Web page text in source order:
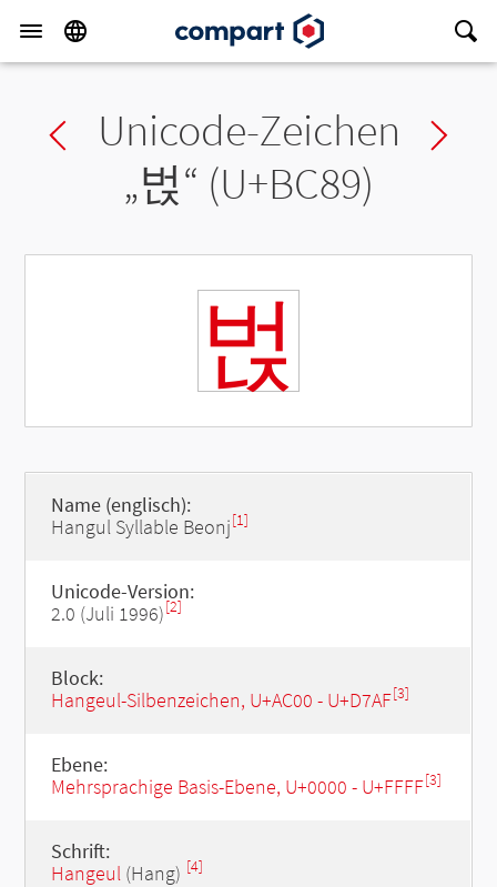
Previous char
Unicode-Zeichen
„벉“ (U+BC89)
벉
Name (englisch):
Hangul Syllable Beonj[1]
Unicode-Version:
2.0 (Juli 1996)[2]
Block:
Hangeul-Silbenzeichen, U+AC00 - U+D7AF[3]
Ebene:
Mehrsprachige Basis-Ebene, U+0000 - U+FFFF[3]
Schrift:
Hangeul(Hang) [4]